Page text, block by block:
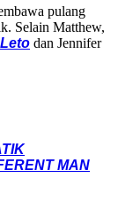
pulang
Selain Matthew,
dan Jennifer
MAN